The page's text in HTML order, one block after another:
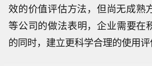
效的价值评估方法，但尚无成熟
等公司的做法表明，企业需要在
的同时，建立更科学合理的使用评